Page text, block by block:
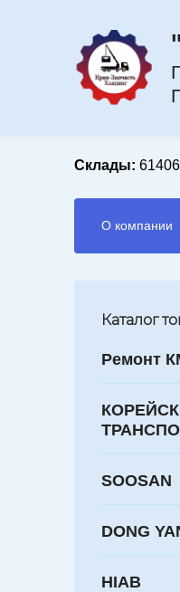
Склады:
О компании
Каталог
Ремонт
SOOSAN
DONG
HIAB